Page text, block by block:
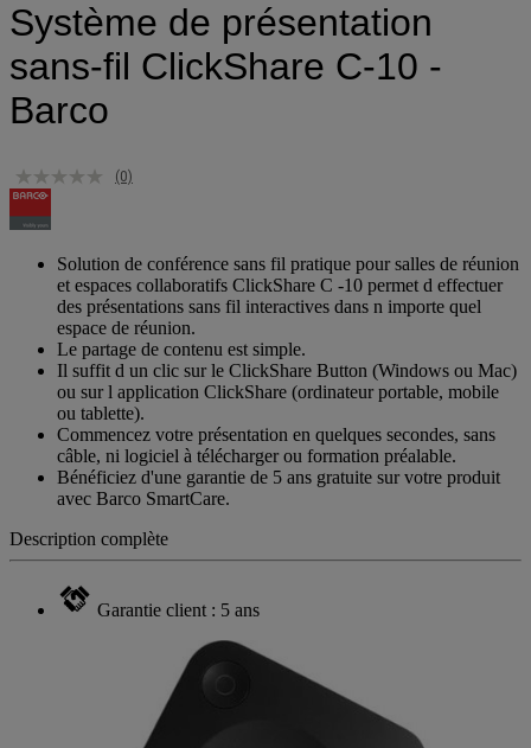
Système de présentation
sans-fil ClickShare C-10 -
Barco
(0)
Solution de conférence sans fil pratique pour salles de réunion
et espaces collaboratifs ClickShare C -10 permet d effectuer
des présentations sans fil interactives dans n importe quel
espace de réunion.
Le partage de contenu est simple.
Il suffit d un clic sur le ClickShare Button (Windows ou Mac)
ou sur l application ClickShare (ordinateur portable, mobile
ou tablette).
Commencez votre présentation en quelques secondes, sans
câble, ni logiciel à télécharger ou formation préalable.
Bénéficiez d'une garantie de 5 ans gratuite sur votre produit
avec Barco SmartCare.
Description complète
Garantie client : 5 ans